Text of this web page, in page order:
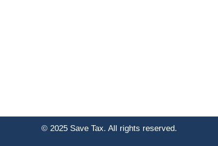
© 2025 Save Tax. All rights reserved.